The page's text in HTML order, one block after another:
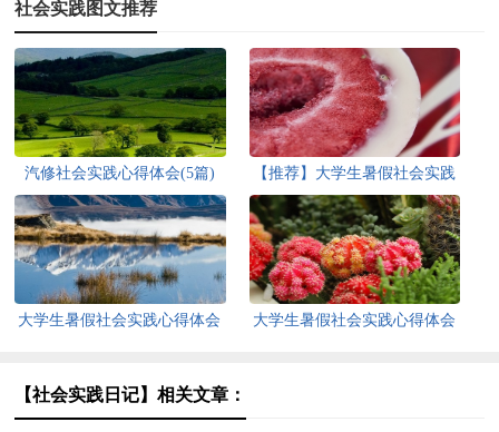
社会实践图文推荐
汽修社会实践心得体会(5篇)
【推荐】大学生暑假社会实践
心得体会
大学生暑假社会实践心得体会
大学生暑假社会实践心得体会
【社会实践日记】相关文章：